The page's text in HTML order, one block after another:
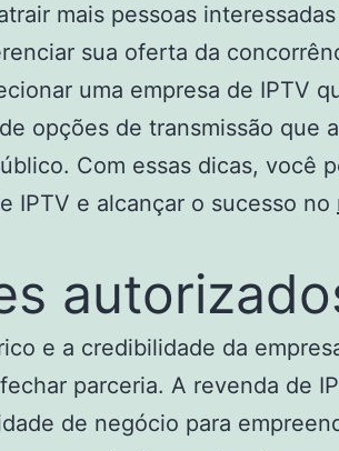
mais pessoas
sua oferta da
uma empresa de IPTV
opções de transmissão que
Com essas dicas, você
IPTV e alcançar o sucesso no
e a credibilidade da
parceria. A revenda de
de negócio para